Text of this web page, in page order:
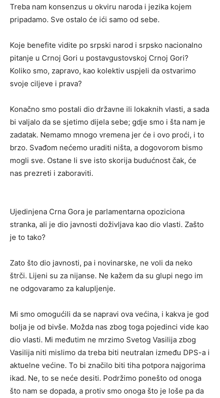
Treba nam konsenzus u okviru naroda i jezika kojem
pripadamo. Sve ostalo će ići samo od sebe.
Koje benefite vidite po srpski narod i srpsko nacionalno
pitanje u Crnoj Gori u postavgustovskoj Crnoj Gori?
Koliko smo, zapravo, kao kolektiv uspjeli da ostvarimo
svoje ciljeve i prava?
Konačno smo postali dio državne ili lokaknih vlasti, a sada
bi valjalo da se sjetimo dijela sebe; gdje smo i šta nam je
zadatak. Nemamo mnogo vremena jer će i ovo proći, i to
brzo. Svađom nećemo uraditi ništa, a dogovorom bismo
mogli sve. Ostane li sve isto skorija budućnost čak, će
nas prezreti i zaboraviti.
Ujedinjena Crna Gora je parlamentarna opoziciona
stranka, ali je dio javnosti doživljava kao dio vlasti. Zašto
je to tako?
Zato što dio javnosti, pa i novinarske, ne voli da neko
štrči. Lijeni su za nijanse. Ne kažem da su glupi nego im
ne odgovaramo za kalupljenje.
Mi smo omogućili da se napravi ova većina, i kakva je god
bolja je od bivše. Možda nas zbog toga pojedinci vide kao
dio vlasti. Mi međutim ne mrzimo Svetog Vasilija zbog
Vasilija niti mislimo da treba biti neutralan između DPS-a i
aktuelne većine. To bi značilo biti tiha potpora najgorima
ikad. Ne, to se neće desiti. Podržimo ponešto od onoga
što nam se dopada, a protiv smo onoga što je loše pa da